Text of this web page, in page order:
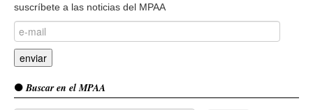
suscríbete a las noticias del MPAA
Buscar en el MPAA